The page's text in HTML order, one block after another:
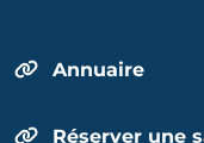
Annuaire
Réserver une